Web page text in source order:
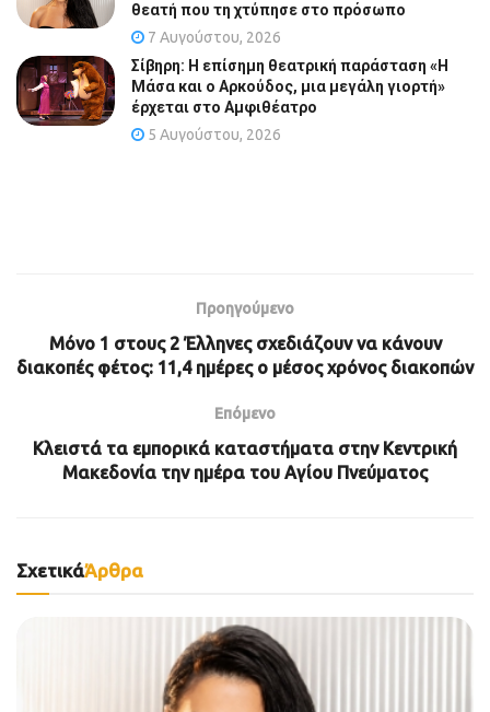
θεατή που τη χτύπησε στο πρόσωπο
7 Αυγούστου, 2026
Σίβηρη: Η επίσημη θεατρική παράσταση «Η
Μάσα και ο Αρκούδος, μια μεγάλη γιορτή»
έρχεται στο Αμφιθέατρο
5 Αυγούστου, 2026
Προηγούμενο
Μόνο 1 στους 2 Έλληνες σχεδιάζουν να κάνουν
διακοπές φέτος: 11,4 ημέρες ο μέσος χρόνος διακοπών
Επόμενο
Κλειστά τα εμπορικά καταστήματα στην Κεντρική
Μακεδονία την ημέρα του Αγίου Πνεύματος
ΣχετικάΆρθρα